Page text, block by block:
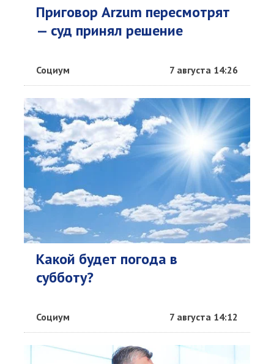
Приговор Arzum пересмотрят
— суд принял решение
Социум 7 августа 14:26
Какой будет погода в
субботу?
Социум 7 августа 14:12